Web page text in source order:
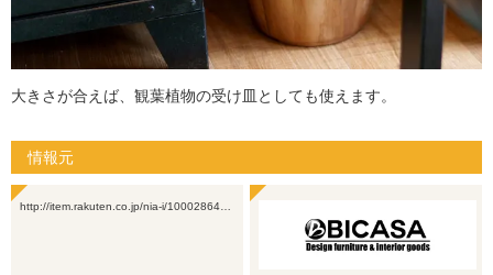
大きさが合えば、観葉植物の受け皿としても使えます。
情報元
http://item.rakuten.co.jp/nia-i/10002864…